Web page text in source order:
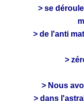
> se
> de l'anti
>
> Nous
> dans